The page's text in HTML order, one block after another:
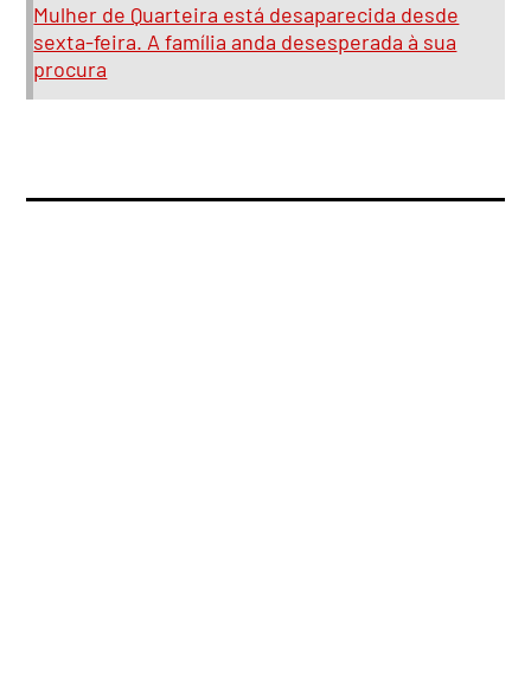
Mulher de Quarteira está desaparecida desde
sexta-feira. A família anda desesperada à sua
procura